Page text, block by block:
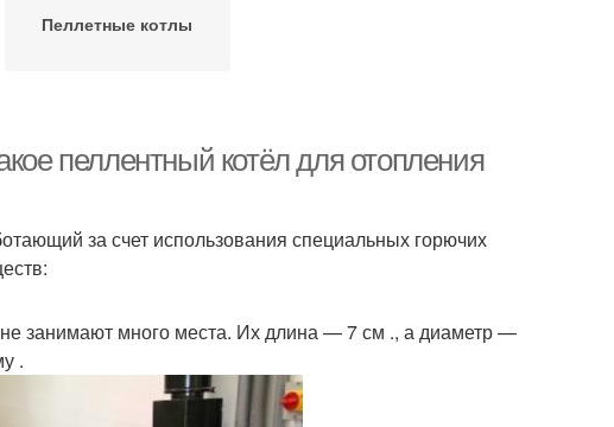
Пеллетные котлы
пеллентный котёл для отопления
за счет использования специальных горючих
занимают много места. Их длина — 7 см ., а диаметр —
.